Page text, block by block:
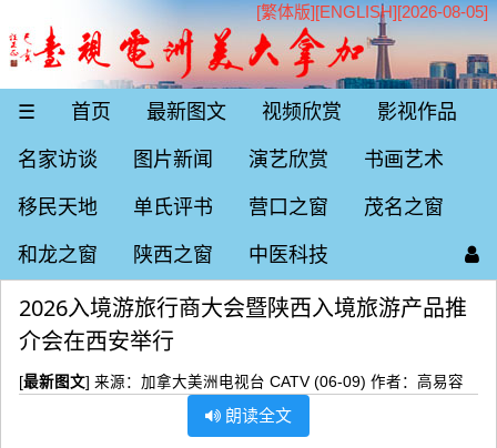
[繁体版][ENGLISH][2026-08-05]
☰ 首页 最新图文 视频欣赏 影视作品
名家访谈 图片新闻 演艺欣赏 书画艺术
移民天地 单氏评书 营口之窗 茂名之窗
和龙之窗 陕西之窗 中医科技
2026入境游旅行商大会暨陕西入境旅游产品推
介会在西安举行
[最新图文] 来源：加拿大美洲电视台 CATV (06-09) 作者：高易容
朗读全文